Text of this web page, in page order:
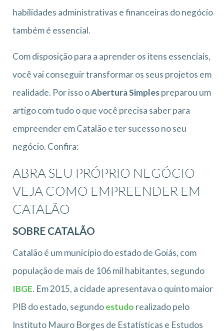
habilidades administrativas e financeiras do negócio
também é essencial.
Com disposição para a aprender os itens essenciais,
você vai conseguir transformar os seus projetos em
realidade. Por isso oAbertura Simplespreparou um
artigo com tudo o que você precisa saber para
empreender em Catalão e ter sucesso no seu
negócio. Confira:
ABRA SEU PRÓPRIO NEGÓCIO –
VEJA COMO EMPREENDER EM
CATALÃO
SOBRE CATALÃO
Catalão é um município do estado de Goiás, com
população de mais de 106 mil habitantes, segundo
IBGE. Em 2015, a cidade apresentava o quinto maior
PIB do estado, segundoestudo realizado pelo
Instituto Mauro Borges de Estatísticas e Estudos